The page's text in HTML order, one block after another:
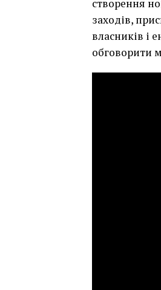
створення
заходів,
власників і
обговорити